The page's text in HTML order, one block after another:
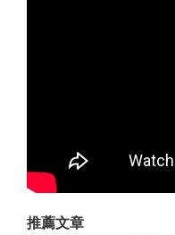
推薦文章